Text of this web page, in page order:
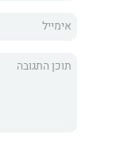
אהבה פעם אחת